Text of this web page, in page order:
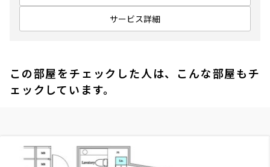
サービス詳細
この部屋をチェックした人は、こんな部屋もチ
ェックしています。